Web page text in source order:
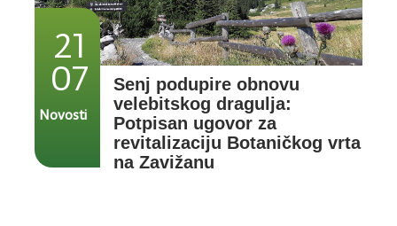
21
07
Senj podupire obnovu
velebitskog dragulja:
Potpisan ugovor za
revitalizaciju Botaničkog vrta
na Zavižanu
Novosti